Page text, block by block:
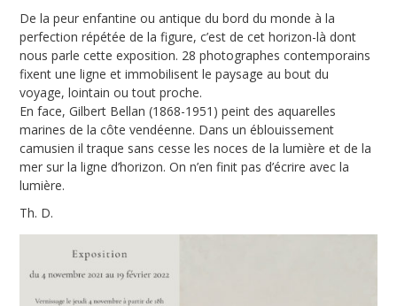
De la peur enfantine ou antique du bord du monde à la
perfection répétée de la figure, c’est de cet horizon-là dont
nous parle cette exposition. 28 photographes contemporains
fixent une ligne et immobilisent le paysage au bout du
voyage, lointain ou tout proche.
En face, Gilbert Bellan (1868-1951) peint des aquarelles
marines de la côte vendéenne. Dans un éblouissement
camusien il traque sans cesse les noces de la lumière et de la
mer sur la ligne d’horizon. On n’en finit pas d’écrire avec la
lumière.
Th. D.